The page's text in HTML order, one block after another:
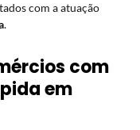
com a atuação
.
com
em